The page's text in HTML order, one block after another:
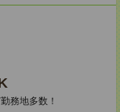
務地多数！